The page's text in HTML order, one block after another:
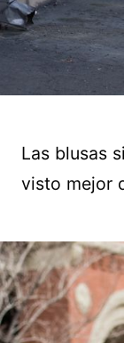
Las blusas
visto mejor